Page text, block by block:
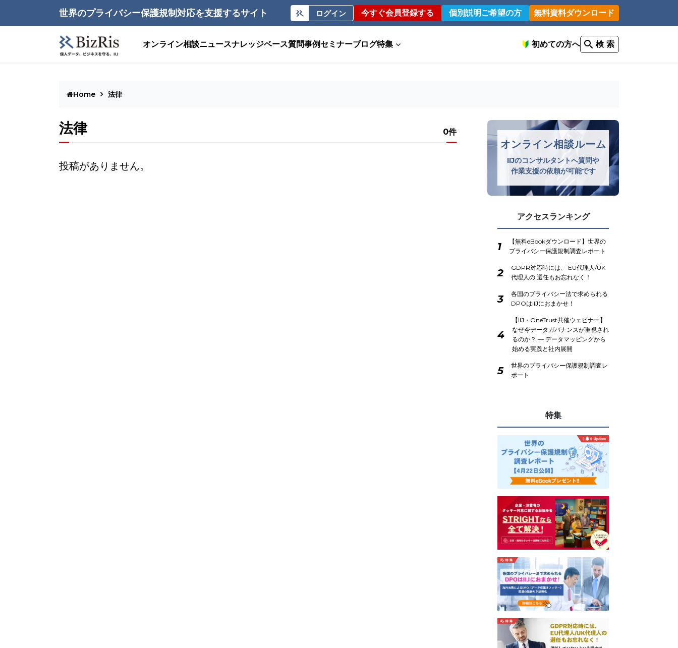
世界のプライバシー保護規制対応を支援するサイト ログイン 今すぐ会員登録する 個別説明ご希望の方 無料資料ダウンロード
オンライン相談ニュースナレッジベース質問事例 セミナーブログ特集 初めての方へ 検 索
Home 法律
法律 0件
投稿がありません。
オンライン相談ルーム
IIJのコンサルタントへ質問や
作業支援の依頼が可能です
アクセスランキング
1
【無料eBookダウンロード】世界の
プライバシー保護規制調査レポート
2
GDPR対応時には、 EU代理人/UK
代理人の 選任もお忘れなく！
3
各国のプライバシー法で求められる
DPOはIIJにおまかせ！
4
【IIJ・OneTrust共催ウェビナー】
なぜ今データガバナンスが重視され
るのか？ ― データマッピングから
始める実践と社内展開
5
世界のプライバシー保護規制調査レ
ポート
特集